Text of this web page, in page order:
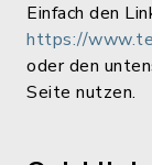
Einfach den
https://
oder den
Seite nutzen.